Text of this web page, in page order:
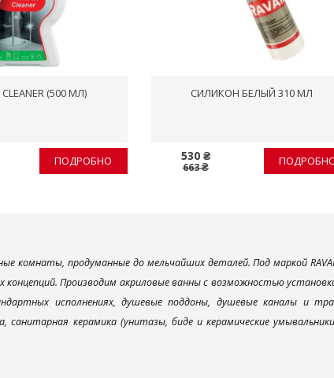
CLEANER (500 МЛ)
ПОДРОБНО
СИЛИКОН БЕЛЫЙ 310 МЛ
530 ₴
663 ₴
комнаты, продуманные до мельчайших деталей. Под маркой
Производим акриловые ванны с возможностью
исполнениях, душевые поддоны, душевые каналы и
санитарная керамика (унитазы, биде и керамические